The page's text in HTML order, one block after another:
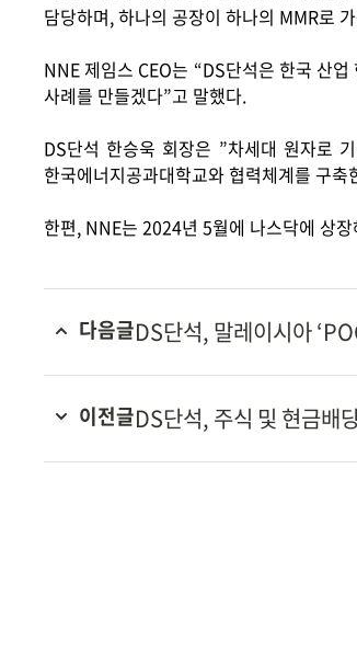
담당하며,하나의 공장이 하나의 MMR로
NNE제임스 CEO는 “DS단석은 한국 산
사례를 만들겠다”고 말했다.
DS단석 한승욱 회장은 ”차세대 원자로
한국에너지공과대학교와 협력체계를 구
한편, NNE는 2024년 5월에 나스닥에 상
다음글DS단석, 말레이시아
이전글DS단석, 주식 및 현금배